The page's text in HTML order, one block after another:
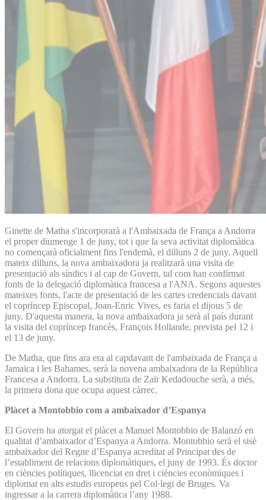
Ginette de Matha s'incorporarà a l'Ambaixada de França a Andorra
el proper diumenge 1 de juny, tot i que la seva activitat diplomàtica
no començarà oficialment fins l'endemà, el dilluns 2 de juny. Aquell
mateix dilluns, la nova ambaixadora ja realitzarà una visita de
presentació als síndics i al cap de Govern, tal com han confirmat
fonts de la delegació diplomàtica francesa a l'ANA. Segons aquestes
mateixes fonts, l'acte de presentació de les cartes credencials davant
el copríncep Episcopal, Joan-Enric Vives, es faria el dijous 5 de
juny. D'aquesta manera, la nova ambaixadora ja serà al país durant
la visita del copríncep francès, François Hollande, prevista pel 12 i
el 13 de juny.
De Matha, que fins ara era al capdavant de l'ambaixada de França a
Jamaica i les Bahames, serà la novena ambaixadora de la República
Francesa a Andorra. La substituta de Zaïr Kedadouche serà, a més,
la primera dona que ocupa aquest càrrec.
Plàcet a Montobbio com a ambaixador d’Espanya
El Govern ha atorgat el plàcet a Manuel Montobbio de Balanzó en
qualitat d’ambaixador d’Espanya a Andorra. Montobbio serà el sisè
ambaixador del Regne d’Espanya acreditat al Principat des de
l’establiment de relacions diplomàtiques, el juny de 1993. És doctor
en ciències polítiques, llicenciat en dret i ciències econòmiques i
diplomat en alts estudis europeus pel Col·legi de Bruges. Va
ingressar a la carrera diplomàtica l’any 1988.